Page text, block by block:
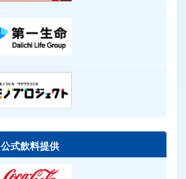
公式飲料提供